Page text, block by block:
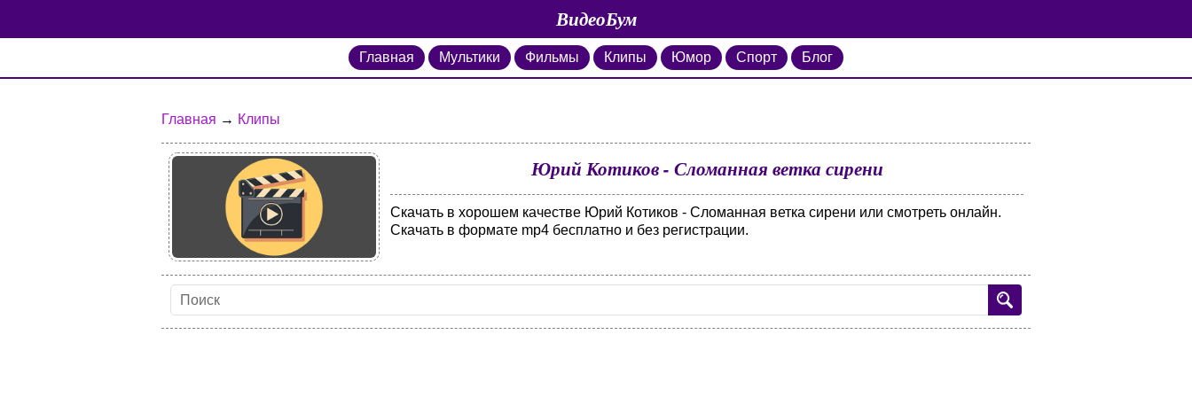
ВидеоБум
Главная Мультики Фильмы Клипы Юмор Спорт Блог
Главная → Клипы
Юрий Котиков - Сломанная ветка сирени
Скачать в хорошем качестве Юрий Котиков - Сломанная ветка сирени или смотреть онлайн.
Скачать в формате mp4 бесплатно и без регистрации.